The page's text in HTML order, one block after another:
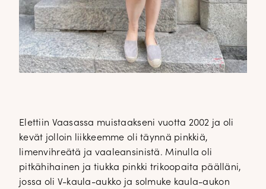
Elettiin Vaasassa muistaakseni vuotta 2002 ja oli
kevät jolloin liikkeemme oli täynnä pinkkiä,
limenvihreätä ja vaaleansinistä. Minulla oli
pitkähihainen ja tiukka pinkki trikoopaita päälläni,
jossa oli V-kaula-aukko ja solmuke kaula-aukon